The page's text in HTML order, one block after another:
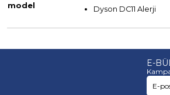
model
Dyson DC11 Alerji
E-